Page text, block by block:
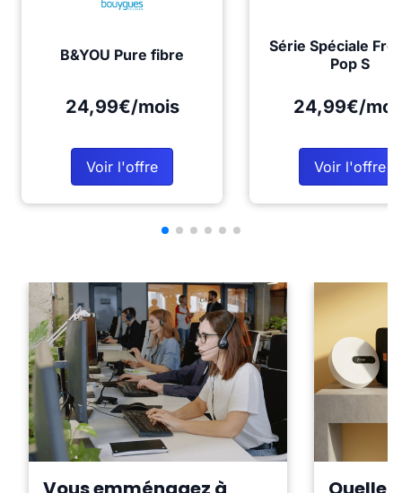
B&YOU Pure fibre
24,99€/mois
Voir l'offre
Série Spéciale
Pop S
24,99€/
Voir l'offre